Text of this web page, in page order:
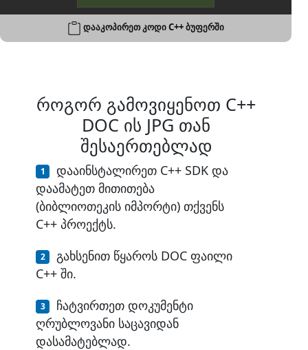
დააკოპირეთ კოდი C++ ბუფერში
როგორ გამოვიყენოთ C++
DOC ის JPG თან
შესაერთებლად
დააინსტალირეთ C++ SDK და
დაამატეთ მითითება
(ბიბლიოთეკის იმპორტი) თქვენს
C++ პროექტს.
გახსენით წყაროს DOC ფაილი
C++ ში.
ჩატვირთეთ დოკუმენტი
ღრუბლოვანი საცავიდან
დასამატებლად.